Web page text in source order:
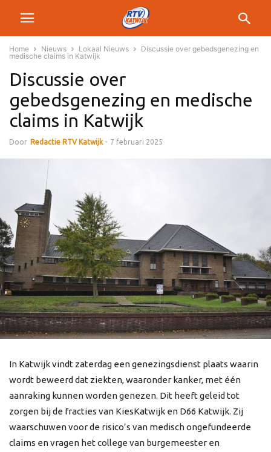
Home Nieuws Lokaal Nieuws
Discussie over gebedsgenezing en
medische claims in Katwijk
Discussie over
gebedsgenezing en medische
claims in Katwijk
Door Redactie RTV Katwijk - 7 februari 2025
In Katwijk vindt zaterdag een genezingsdienst plaats waarin
wordt beweerd dat ziekten, waaronder kanker, met één
aanraking kunnen worden genezen. Dit heeft geleid tot
zorgen bij de fracties van KiesKatwijk en D66 Katwijk. Zij
waarschuwen voor de risico’s van medisch ongefundeerde
claims en vragen het college van burgemeester en